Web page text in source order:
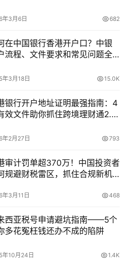
年3月6日 682
在中国银行香港开户口？中银
流程、文件要求和常见问题全
年3月18日 15.0K
银行开户地址证明最强指南：4
效文件助你抓住跨境理财通2.0
年2月27日 793
审计罚单超370万！中国投资者
规避财税雷区，抓住合规新机
年3月11日 468
西亚税号申请避坑指南——5个
多花冤枉钱还办不成的陷阱
年10月24日 1.4K